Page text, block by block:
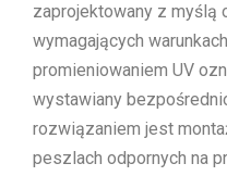
zaprojektowany z myślą
wymagających
promieniowaniem UV
wystawiany
rozwiązaniem jest
peszlach odpornych na